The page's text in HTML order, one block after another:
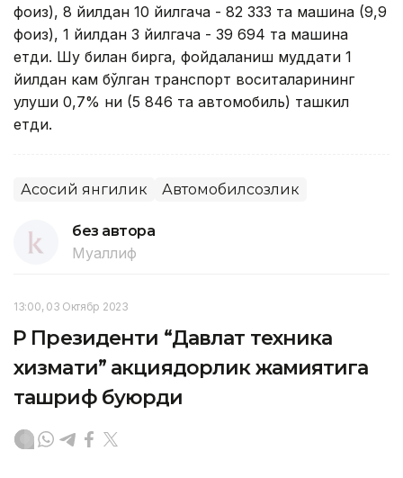
фоиз), 8 йилдан 10 йилгача - 82 333 та машина (9,9
фоиз), 1 йилдан 3 йилгача - 39 694 та машина
етди. Шу билан бирга, фойдаланиш муддати 1
йилдан кам бўлган транспорт воситаларининг
улуши 0,7% ни (5 846 та автомобиль) ташкил
етди.
Асосий янгилик Автомобилсозлик
без автора
Муаллиф
13:00, 03 Октябр 2023
ҚР Президенти “Давлат техника
хизмати” акциядорлик жамиятига
ташриф буюрди